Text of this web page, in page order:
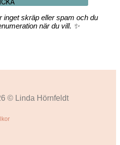
inget skräp eller spam och du
när du vill. ✨
© Linda Hörnfeldt